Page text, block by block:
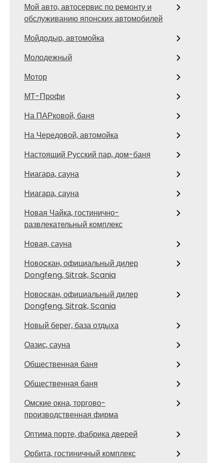
Мой авто, автосервис по ремонту и
обслуживанию японских автомобилей
Мойдодыр, автомойка
Молодежный
Мотор
МТ-Профи
На ПАРковой, баня
На Чередовой, автомойка
Настоящий Русский пар, дом-баня
Ниагара, сауна
Ниагара, сауна
Новая Чайка, гостинично-
развлекательный комплекс
Новая, сауна
Новоcкан, официальный дилер
Dongfeng, Sitrak, Scania
Новоcкан, официальный дилер
Dongfeng, Sitrak, Scania
Новый берег, база отдыха
Оазис, сауна
Общественная баня
Общественная баня
Омские окна, торгово-
производственная фирма
Оптима порте, фабрика дверей
Орбита, гостиничный комплекс